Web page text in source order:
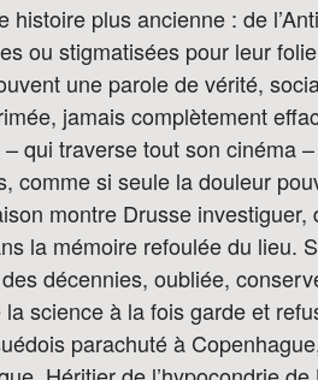
histoire plus ancienne : de
ou stigmatisées pour leur
une parole de vérité,
jamais complètement
qui traverse tout son cinéma
comme si seule la douleur
montre Drusse
la mémoire refoulée du lieu.
décennies, oubliée,
science à la fois garde et
parachuté à